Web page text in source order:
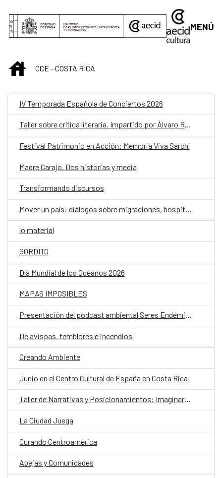
MENÚ
INICIO
CCE - COSTA RICA
IV Temporada Española de Conciertos 2026
Taller sobre crítica literaria. Impartido por Álvaro Rojas Salazar.
Festival Patrimonio en Acción: Memoria Viva Sarchí
Madre Carajo. Dos historias y media
Transformando discursos
Mover un país: diálogos sobre migraciones, hospitalidad e inclusión en Costa Rica
lo material
GORDITO
Día Mundial de los Océanos 2026
MAPAS IMPOSIBLES
Presentación del podcast ambiental Seres Endémicos
De avispas, temblores e incendios
Creando Ambiente
Junio en el Centro Cultural de España en Costa Rica
Taller de Narrativas y Posicionamientos: Imaginarios Climáticos
La Ciudad Juega
Curando Centroamérica
Abejas y Comunidades